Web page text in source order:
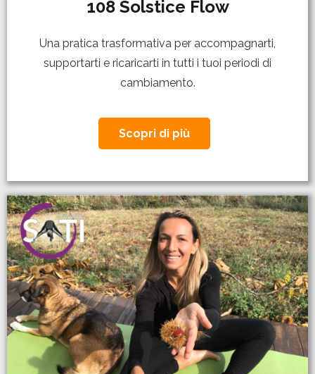
108 Solstice Flow
Una pratica trasformativa per accompagnarti,
supportarti e ricaricarti in tutti i tuoi periodi di
cambiamento.
Scopri di più